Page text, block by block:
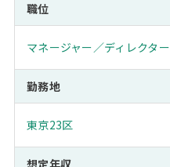
職位
マネージャー／ディレクター
勤務地
東京23区
想定年収